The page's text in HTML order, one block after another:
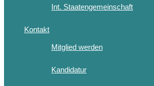
Int. Staatengemeinschaft
Kontakt
Mitglied werden
Kandidatur